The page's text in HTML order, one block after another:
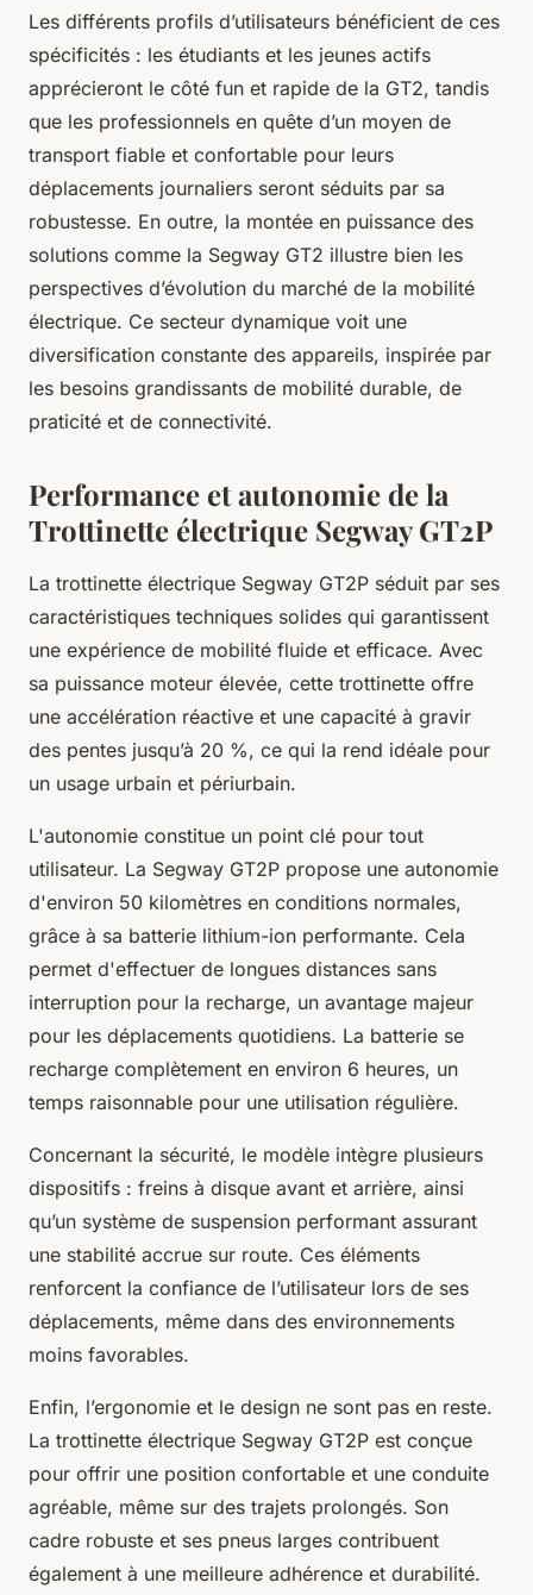
Les différents profils d’utilisateurs bénéficient de ces
spécificités : les étudiants et les jeunes actifs
apprécieront le côté fun et rapide de la GT2, tandis
que les professionnels en quête d’un moyen de
transport fiable et confortable pour leurs
déplacements journaliers seront séduits par sa
robustesse. En outre, la montée en puissance des
solutions comme la Segway GT2 illustre bien les
perspectives d’évolution du marché de la mobilité
électrique. Ce secteur dynamique voit une
diversification constante des appareils, inspirée par
les besoins grandissants de mobilité durable, de
praticité et de connectivité.
Performance et autonomie de la
Trottinette électrique Segway GT2P
La trottinette électrique Segway GT2P séduit par ses
caractéristiques techniques solides qui garantissent
une expérience de mobilité fluide et efficace. Avec
sa puissance moteur élevée, cette trottinette offre
une accélération réactive et une capacité à gravir
des pentes jusqu’à 20 %, ce qui la rend idéale pour
un usage urbain et périurbain.
L'autonomie constitue un point clé pour tout
utilisateur. La Segway GT2P propose une autonomie
d'environ 50 kilomètres en conditions normales,
grâce à sa batterie lithium-ion performante. Cela
permet d'effectuer de longues distances sans
interruption pour la recharge, un avantage majeur
pour les déplacements quotidiens. La batterie se
recharge complètement en environ 6 heures, un
temps raisonnable pour une utilisation régulière.
Concernant la sécurité, le modèle intègre plusieurs
dispositifs : freins à disque avant et arrière, ainsi
qu’un système de suspension performant assurant
une stabilité accrue sur route. Ces éléments
renforcent la confiance de l’utilisateur lors de ses
déplacements, même dans des environnements
moins favorables.
Enfin, l’ergonomie et le design ne sont pas en reste.
La trottinette électrique Segway GT2P est conçue
pour offrir une position confortable et une conduite
agréable, même sur des trajets prolongés. Son
cadre robuste et ses pneus larges contribuent
également à une meilleure adhérence et durabilité.